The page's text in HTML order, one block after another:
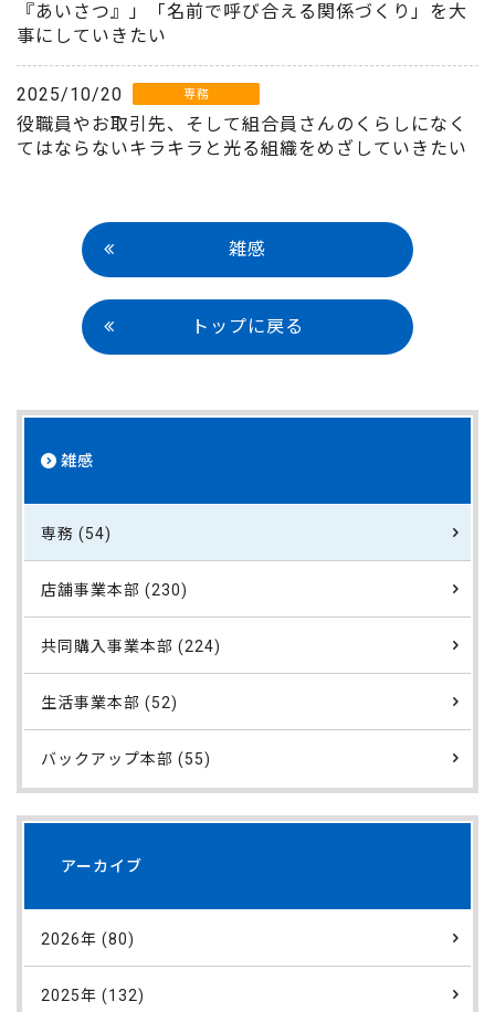
『あいさつ』」「名前で呼び合える関係づくり」を大
事にしていきたい
2025/10/20 専務
役職員やお取引先、そして組合員さんのくらしになく
てはならないキラキラと光る組織をめざしていきたい
雑感
トップに戻る
雑感
専務 (54)
店舗事業本部 (230)
共同購入事業本部 (224)
生活事業本部 (52)
バックアップ本部 (55)
アーカイブ
2026年 (80)
2025年 (132)